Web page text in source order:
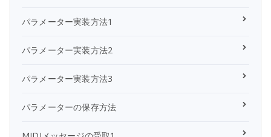
パラメーター実装方法1
パラメーター実装方法2
パラメーター実装方法3
パラメーターの保存方法